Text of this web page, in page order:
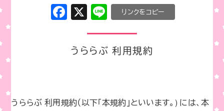
F
c
e
X Li
n
e
C
p
y
うららぶ 利用規約
うららぶ 利用規約（以下「本規約」といいます。) には、本